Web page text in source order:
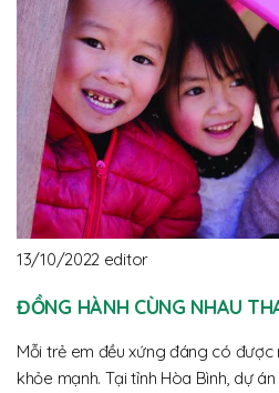
13/10/2022 editor
ĐỒNG HÀNH CÙNG NHAU
Mỗi trẻ em đều xứng đáng có
khỏe mạnh. Tại tỉnh Hòa Bình, dự